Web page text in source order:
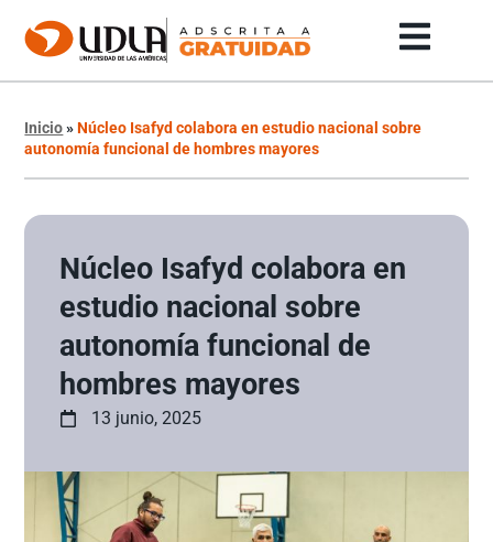
Inicio»Núcleo Isafyd colabora en estudio nacional sobre
autonomía funcional de hombres mayores
Núcleo Isafyd colabora en
estudio nacional sobre
autonomía funcional de
hombres mayores
13 junio, 2025